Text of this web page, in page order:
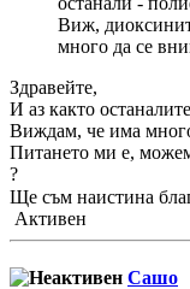
Виж,
много да се
Здравейте,
И аз както
Виждам, че има
Питането ми е, можем
?
Ще съм наистина
Активен
Сашо